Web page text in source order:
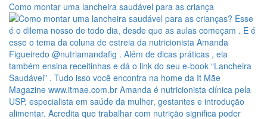
Como montar uma lancheira saudável para as criança